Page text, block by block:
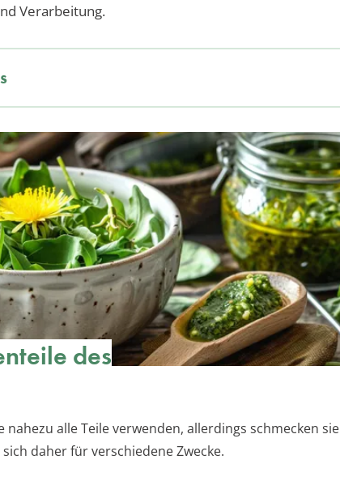
Verarbeitung.
des
nahezu alle Teile verwenden, allerdings schmecken sie
daher für verschiedene Zwecke.